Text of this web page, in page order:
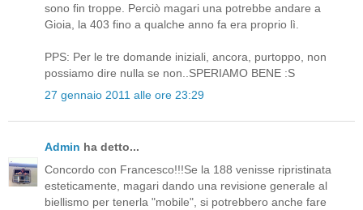
sono fin troppe. Perciò magari una potrebbe andare a
Gioia, la 403 fino a qualche anno fa era proprio lì.
PPS: Per le tre domande iniziali, ancora, purtoppo, non
possiamo dire nulla se non..SPERIAMO BENE :S
27 gennaio 2011 alle ore 23:29
Admin ha detto...
Concordo con Francesco!!!Se la 188 venisse ripristinata
esteticamente, magari dando una revisione generale al
biellismo per tenerla "mobile", si potrebbero anche fare